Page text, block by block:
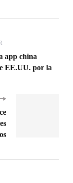
app china
EE.UU. por la